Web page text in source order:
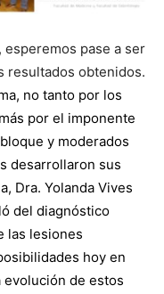
pase a ser
resultados obtenidos.
no tanto por los
por el imponente
y moderados
desarrollaron sus
Dra. Yolanda Vives
del diagnóstico
las lesiones
hoy en
evolución de estos